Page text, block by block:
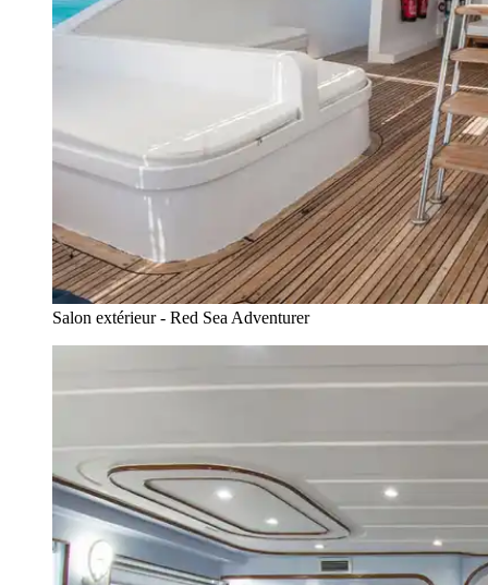
Salon extérieur - Red Sea Adventurer